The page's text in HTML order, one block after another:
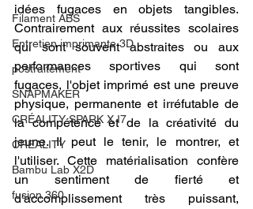
Filament ABS
Entretien imprimante 3D
postraitement
SNAPMAKER
CRÉALITY SPARK X I7
CREALITY
Bambu Lab X2D
fusion 360
idées fugaces en objets tangibles.
Contrairement aux réussites scolaires
qui sont souvent abstraites ou aux
performances sportives qui sont
fugaces, l'objet imprimé est une preuve
physique, permanente et irréfutable de
la compétence et de la créativité du
jeune. Il peut le tenir, le montrer, et
l'utiliser. Cette matérialisation confère
un sentiment de fierté et
d'accomplissement très puissant,